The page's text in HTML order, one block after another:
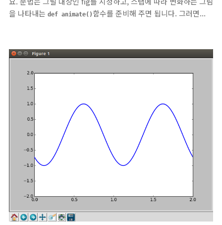
을 나타내는 def animate() 함수를 준비해 주면 됩니다. 그러면...